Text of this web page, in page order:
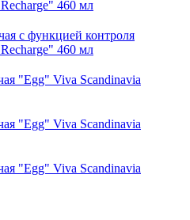
460 мл
с функцией контроля
460 мл
"Egg" Viva Scandinavia
"Egg" Viva Scandinavia
"Egg" Viva Scandinavia